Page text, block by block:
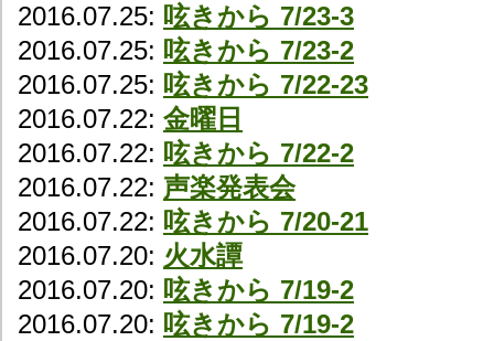
2016.07.25: 呟きから 7/23-3
2016.07.25: 呟きから 7/23-2
2016.07.25: 呟きから 7/22-23
2016.07.22: 金曜日
2016.07.22: 呟きから 7/22-2
2016.07.22: 声楽発表会
2016.07.22: 呟きから 7/20-21
2016.07.20: 火水譚
2016.07.20: 呟きから 7/19-2
2016.07.20: 呟きから 7/19-2